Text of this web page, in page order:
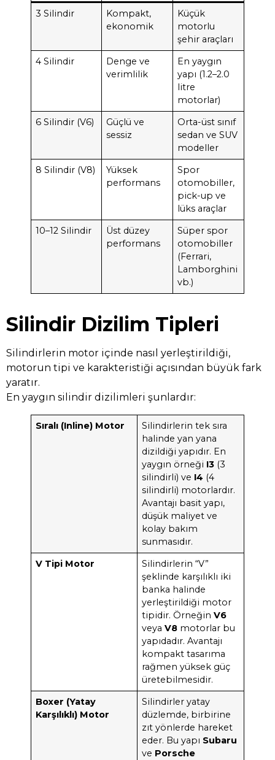
3 Silindir
Kompakt,
ekonomik
Küçük
motorlu
şehir araçları
4 Silindir
Denge ve
verimlilik
En yaygın
yapı (1.2–2.0
litre
motorlar)
6 Silindir (V6)
Güçlü ve
sessiz
Orta-üst sınıf
sedan ve SUV
modeller
8 Silindir (V8)
Yüksek
performans
Spor
otomobiller,
pick-up ve
lüks araçlar
10–12 Silindir
Üst düzey
performans
Süper spor
otomobiller
(Ferrari,
Lamborghini
vb.)
Silindir Dizilim Tipleri
Silindirlerin motor içinde nasıl yerleştirildiği,
motorun tipi ve karakteristiği açısından büyük fark
yaratır.
En yaygın silindir dizilimleri şunlardır:
Sıralı (Inline) Motor
Silindirlerin tek sıra
halinde yan yana
dizildiği yapıdır. En
yaygın örneği I3 (3
silindirli) ve I4 (4
silindirli) motorlardır.
Avantajı basit yapı,
düşük maliyet ve
kolay bakım
sunmasıdır.
V Tipi Motor
Silindirlerin “V”
şeklinde karşılıklı iki
banka halinde
yerleştirildiği motor
tipidir. ÖrneğinV6
veyaV8 motorlar bu
yapıdadır. Avantajı
kompakt tasarıma
rağmen yüksek güç
üretebilmesidir.
Boxer (Yatay
Karşılıklı) Motor
Silindirler yatay
düzlemde, birbirine
zıt yönlerde hareket
eder. Bu yapı Subaru
ve Porsche